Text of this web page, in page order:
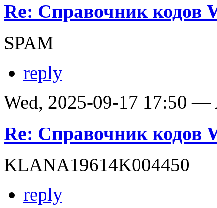
Re: Справочник кодов
SPAM
reply
Wed, 2025-09-17 17:50 —
Re: Справочник кодов
KLANA19614K004450
reply